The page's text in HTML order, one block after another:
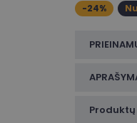
-24%